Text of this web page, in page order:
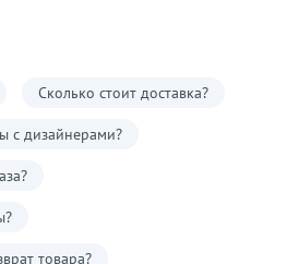
Сколько стоит доставка?
с дизайнерами?
товара?